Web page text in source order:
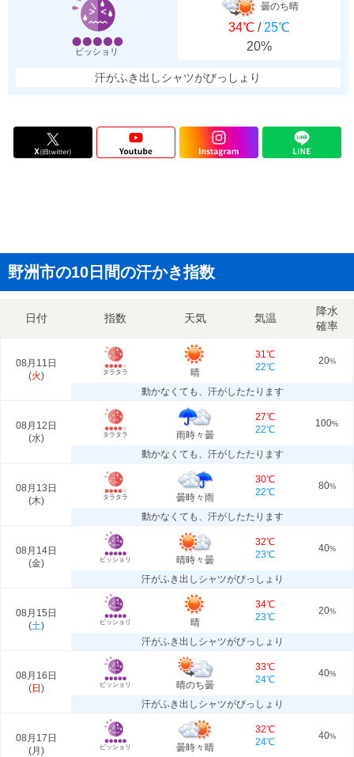
ビッショリ
曇のち晴
34℃ / 25℃
20%
汗がふき出しシャツがびっしょり
野洲市の10日間の汗かき指数
日付 指数 天気 気温
降水
確率
08月11日
(火) タラタラ 晴
31℃
22℃
20%
動かなくても、汗がしたたります
08月12日
(水) タラタラ 雨時々曇
27℃
22℃
100%
動かなくても、汗がしたたります
08月13日
(木) タラタラ 曇時々雨
30℃
22℃
80%
動かなくても、汗がしたたります
08月14日
(金) ビッショリ 晴時々曇
32℃
23℃
40%
汗がふき出しシャツがびっしょり
08月15日
(土) ビッショリ 晴
34℃
23℃
20%
汗がふき出しシャツがびっしょり
08月16日
(日 ) ビッショリ 晴のち曇
33℃
24℃
40%
汗がふき出しシャツがびっしょり
08月17日
(月 ) ビッショリ 曇時々晴
32℃
24℃
40%